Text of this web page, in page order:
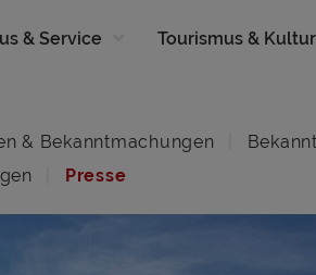
& Service Tourismus & Kultur
& Bekanntmachungen
Presse